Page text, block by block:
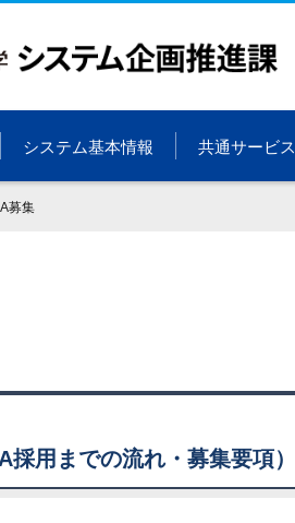
システム基本情報 共通サービス
募集
用までの流れ・募集要項）